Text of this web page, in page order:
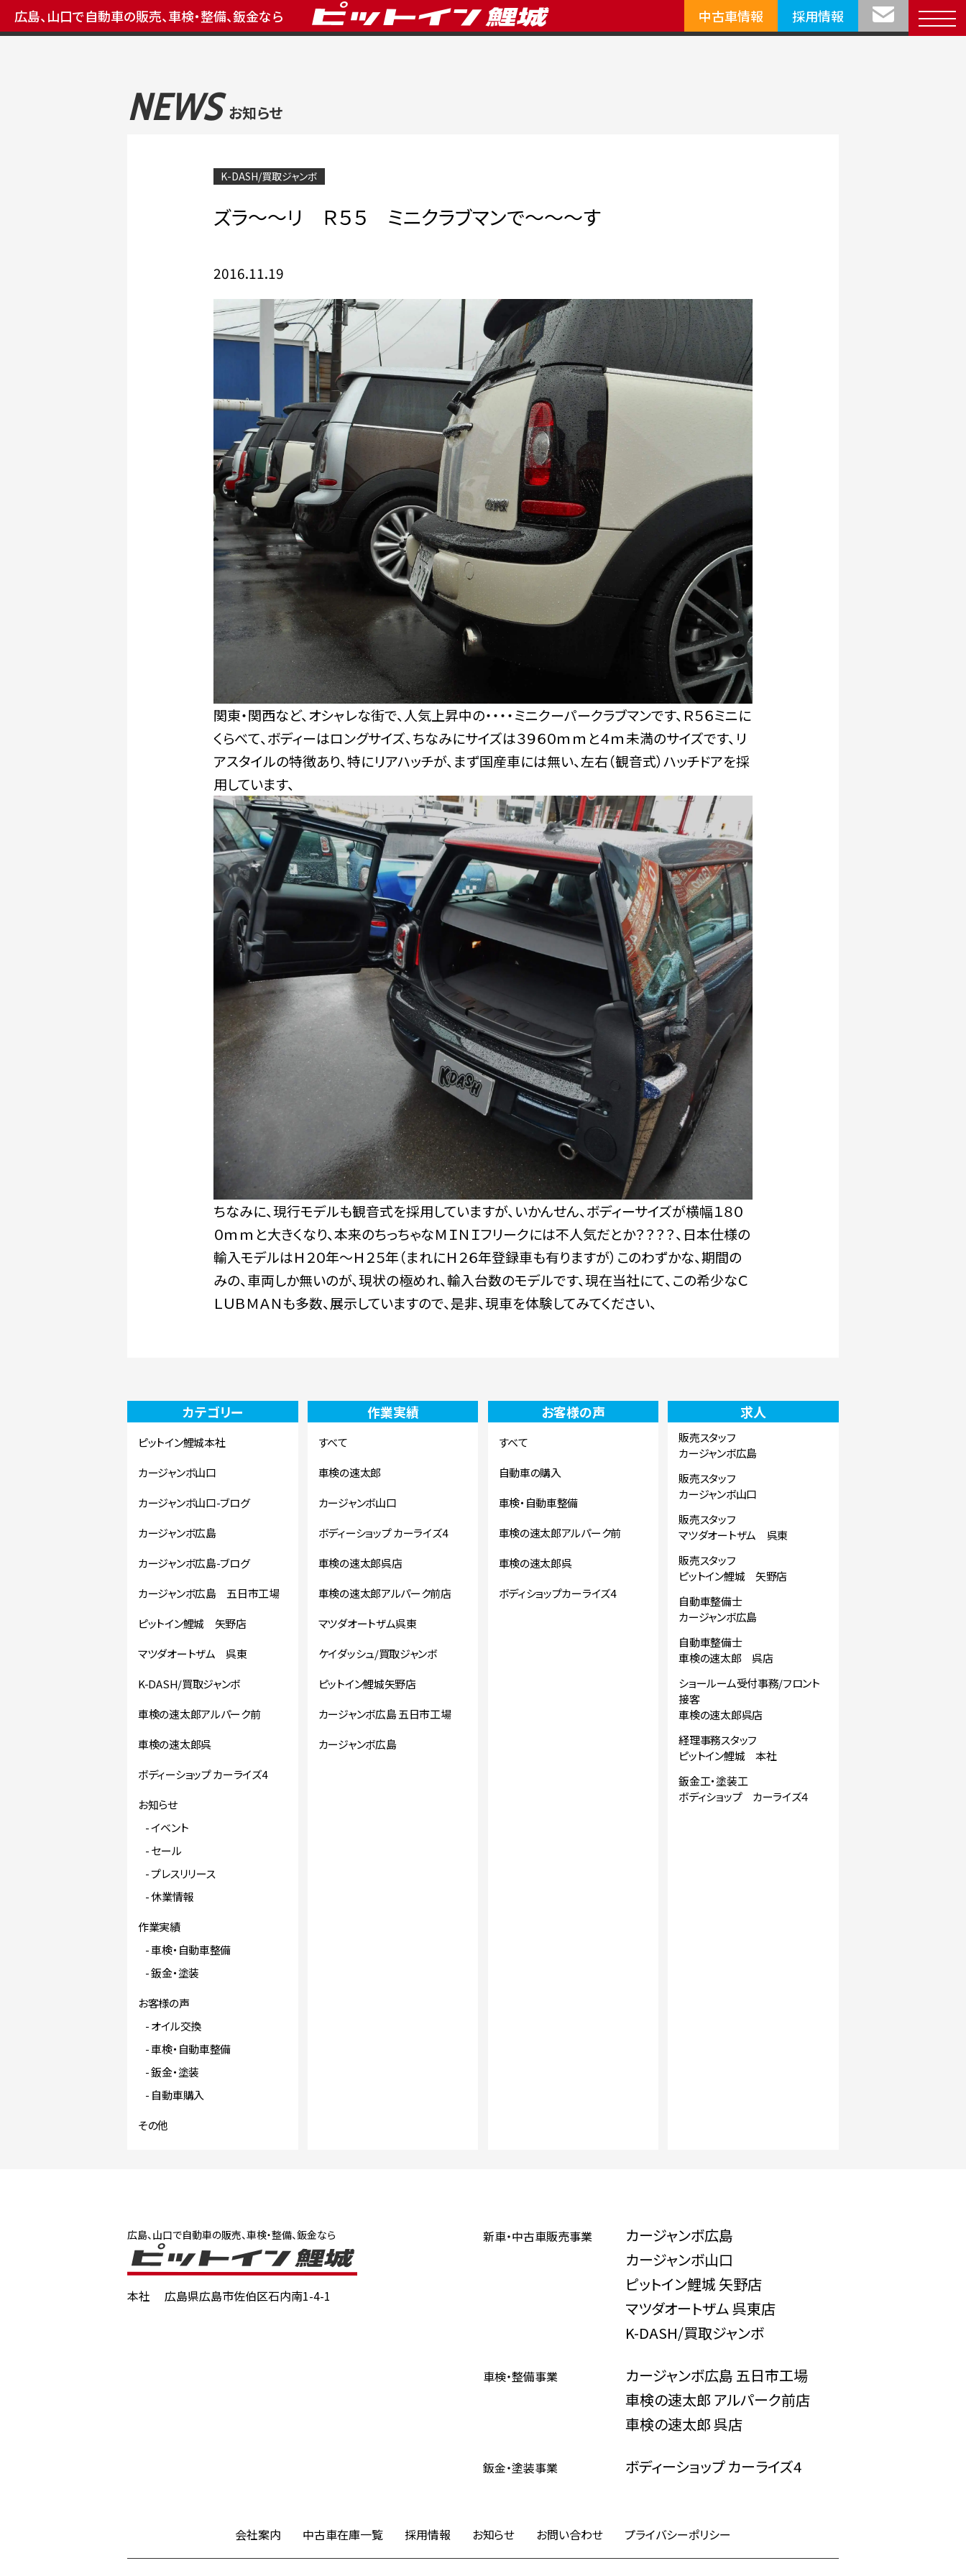
広島、山口で自動車の販売、車検・整備、鈑金なら 中古車情報 採用情報
NEWS お知らせ
K-DASH/買取ジャンボ
ズラ～～リ Ｒ５５ ミニクラブマンで～～～す
2016.11.19
関東・関西など、オシャレな街で、人気上昇中の・・・・ミニクーパークラブマンです、Ｒ５６ミニに
くらべて、ボディーはロングサイズ、ちなみにサイズは３９６０ｍｍと４ｍ未満のサイズです、リ
アスタイルの特徴あり、特にリアハッチが、まず国産車には無い、左右（観音式）ハッチドアを採
用しています、
ちなみに、現行モデルも観音式を採用していますが、いかんせん、ボディーサイズが横幅１８０
０ｍｍと大きくなり、本来のちっちゃなＭＩＮＩフリークには不人気だとか？？？？、日本仕様の
輸入モデルはＨ２０年～Ｈ２５年（まれにＨ２６年登録車も有りますが）このわずかな、期間の
みの、車両しか無いのが、現状の極めれ、輸入台数のモデルです、現在当社にて、この希少なＣ
ＬＵＢＭＡＮも多数、展示していますので、是非、現車を体験してみてください、
カテゴリー
ピットイン鯉城本社
カージャンボ山口
カージャンボ山口-ブログ
カージャンボ広島
カージャンボ広島-ブログ
カージャンボ広島 五日市工場
ピットイン鯉城 矢野店
マツダオートザム 呉東
K-DASH/買取ジャンボ
車検の速太郎アルパーク前
車検の速太郎呉
ボディーショップ カーライズ4
お知らせ
イベント
セール
プレスリリース
休業情報
作業実績
車検・自動車整備
鈑金・塗装
お客様の声
オイル交換
車検・自動車整備
鈑金・塗装
自動車購入
その他
作業実績
すべて
車検の速太郎
カージャンボ山口
ボディーショップ カーライズ4
車検の速太郎呉店
車検の速太郎アルパーク前店
マツダオートザム呉東
ケイダッシュ/買取ジャンボ
ピットイン鯉城矢野店
カージャンボ広島 五日市工場
カージャンボ広島
お客様の声
すべて
自動車の購入
車検・自動車整備
車検の速太郎アルパーク前
車検の速太郎呉
ボディショップカーライズ4
求人
販売スタッフ
カージャンボ広島
販売スタッフ
カージャンボ山口
販売スタッフ
マツダオートザム 呉東
販売スタッフ
ピットイン鯉城 矢野店
自動車整備士
カージャンボ広島
自動車整備士
車検の速太郎 呉店
ショールーム受付事務/フロント
接客
車検の速太郎呉店
経理事務スタッフ
ピットイン鯉城 本社
鈑金工・塗装工
ボディショップ カーライズ４
広島、山口で自動車の販売、車検・整備、鈑金なら
本社 広島県広島市佐伯区石内南1-4-1
新車・中古車販売事業
カージャンボ広島
カージャンボ山口
ピットイン鯉城 矢野店
マツダオートザム 呉東店
K-DASH/買取ジャンボ
車検・整備事業
カージャンボ広島 五日市工場
車検の速太郎 アルパーク前店
車検の速太郎 呉店
鈑金・塗装事業 ボディーショップ カーライズ4
会社案内 中古車在庫一覧 採用情報 お知らせ お問い合わせ プライバシーポリシー